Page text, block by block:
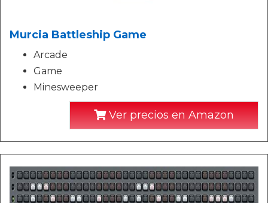
Murcia Battleship Game
Arcade
Game
Minesweeper
Ver precios en Amazon